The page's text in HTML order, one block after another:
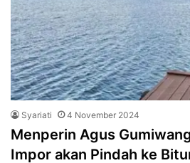
Syariati 4 November 2024
Menperin Agus
Impor akan Pindah ke